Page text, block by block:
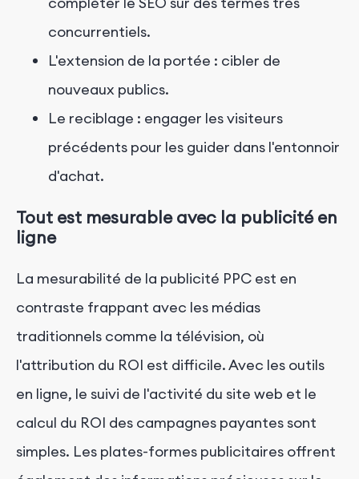
concurrentiels.
L'extension de la portée : cibler de
nouveaux publics.
Le reciblage : engager les visiteurs
précédents pour les guider dans l'entonnoir
d'achat.
Tout est mesurable avec la publicité en
ligne
La mesurabilité de la publicité PPC est en
contraste frappant avec les médias
traditionnels comme la télévision, où
l'attribution du ROI est difficile. Avec les outils
en ligne, le suivi de l'activité du site web et le
calcul du ROI des campagnes payantes sont
simples. Les plates-formes publicitaires offrent